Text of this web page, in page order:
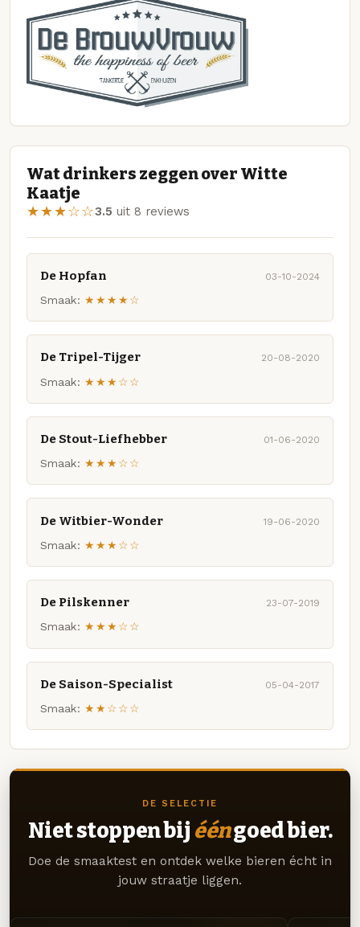
Wat drinkers zeggen over Witte
Kaatje
★★★☆☆3.5 uit 8 reviews
De Hopfan 03-10-2024
Smaak: ★★★★☆
De Tripel-Tijger 20-08-2020
Smaak: ★★★☆☆
De Stout-Liefhebber 01-06-2020
Smaak: ★★★☆☆
De Witbier-Wonder 19-06-2020
Smaak: ★★★☆☆
De Pilskenner 23-07-2019
Smaak: ★★★☆☆
De Saison-Specialist 05-04-2017
Smaak: ★★☆☆☆
DE SELECTIE
Niet stoppen bij ééngoed bier.
Doe de smaaktest en ontdek welke bieren écht in
jouw straatje liggen.